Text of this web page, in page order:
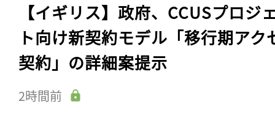
【イギリス】政府、CCUSプロジ
ト向け新契約モデル「移行期アク
契約」の詳細案提示
2時間前